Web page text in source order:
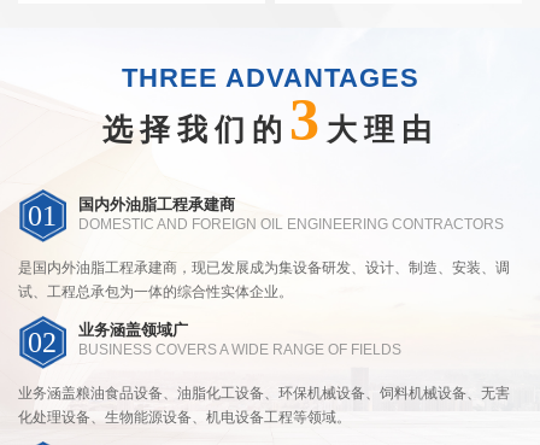
THREE ADVANTAGES
选择我们的 3 大理由
01 国内外油脂工程承建商
DOMESTIC AND FOREIGN OIL ENGINEERING CONTRACTORS
是国内外油脂工程承建商，现已发展成为集设备研发、设计、制造、安装、调
试、工程总承包为一体的综合性实体企业。
02 业务涵盖领域广
BUSINESS COVERS A WIDE RANGE OF FIELDS
业务涵盖粮油食品设备、油脂化工设备、环保机械设备、饲料机械设备、无害
化处理设备、生物能源设备、机电设备工程等领域。